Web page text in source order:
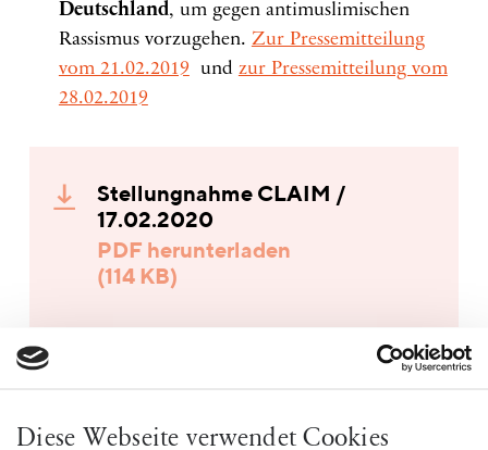
Diese Webseite verwendet Cookies
Deutschland, um gegen antimuslimischen
Rassismus vorzugehen. Zur Pressemitteilung
vom 21.02.2019 und zur Pressemitteilung vom
28.02.2019
Stellungnahme CLAIM /
17.02.2020
PDF herunterladen
(114 KB)